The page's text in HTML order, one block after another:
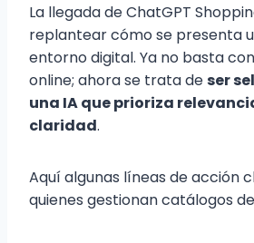
La llegada de ChatGPT
replantear cómo se presenta
entorno digital. Ya no basta
online; ahora se trata deser
una IA que prioriza
claridad.
Aquí algunas líneas de acción
quienes gestionan catálogos